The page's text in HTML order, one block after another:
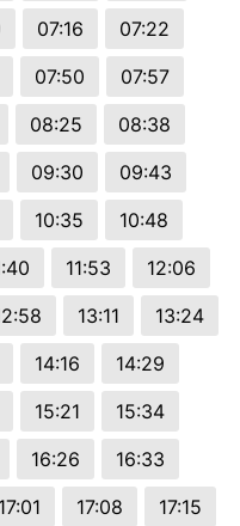
07:16
07:22
07:50
07:57
08:25
08:38
09:30
09:43
10:35
10:48
11:53
12:06
13:11
13:24
14:16
14:29
15:21
15:34
16:26
16:33
17:01 17:08
17:15